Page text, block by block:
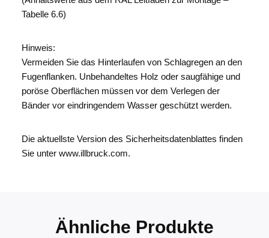
Tabelle 6.6)
Hinweis:
Vermeiden Sie das Hinterlaufen von Schlagregen an den
Fugenflanken. Unbehandeltes Holz oder saugfähige und
poröse Oberflächen müssen vor dem Verlegen der
Bänder vor eindringendem Wasser geschützt werden.
Die aktuellste Version des Sicherheitsdatenblattes finden
Sie unter www.illbruck.com.
Ähnliche Produkte